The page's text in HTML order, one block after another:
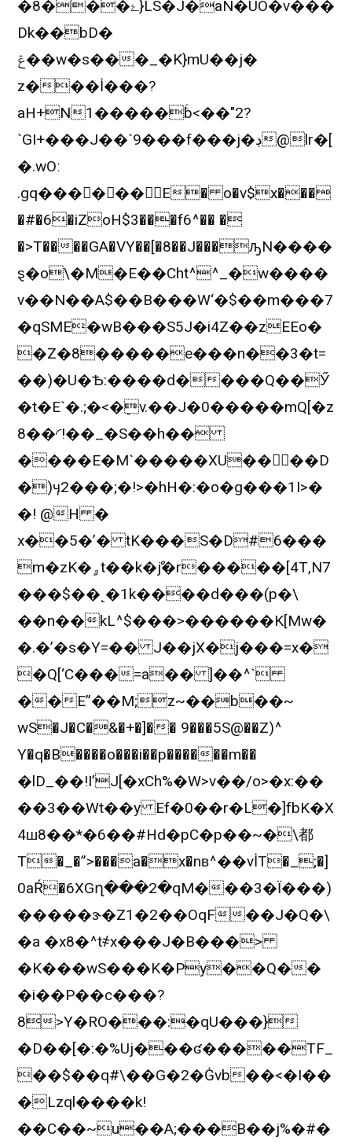
�8���ۓ}LS�J�aN�UO�v���
Dk��bD�
ݝ��w�s���_�K}mU��j�
z���İ���?
aH+N1�����ۚb<��"2?
`GI+���J��`9���f���j�ڊ@lr�[
�.wOː
.gq������E� o�v$x���
�#�6�iZoH$3���f6^�� �
�>T����GA�VY��[�8��J���ԡN����
ȿ�o\�M�E��Cht^^_�w����
v��N��A$��B���W‘�$��m���7
�qSME�wB���S5J�i4Z��zEEo�
�Z�8�����e���n��3�t=
��)�U�Ѣ:����d����Q��Ӳ
�t�E`�.;�<�ַv.��J�0�����mQ[�z
8��◜!��_�S��h��
����E�M`�����XU��󶬜��D
�)ӌ2���;�!>�hH�:�o�g���1I>�
�! @H �
x��5�’� tK���S�D#6���
m�zK�ۄt��k�ްj�r�����[4T,N7
���$��˻�1k����d���(p�\
��n��kL^$���>������K[Mw�
�.�’�s�Y=�� J��jX�j���=x�
�Q[‘C���=a�� ]��^`
��E”��M;z~��b��~
wS�J�C�&�+�]�� 9���5S@��Z)^
Y�q�B����o���i��p������m��
�lD_��!I’J[�xCh%�W>v��/o>�x:��
��3��Wt��y Ef�0��r�L�]fbK�X
4ш8��*�6��#Hd�pC�p��~�\都
T�_�”>���a�x�nв^��vİT�_;�]
0aŔ�6XGղ���2�qM���3�Ї���)
�����ɝ�Z1�2��OqF��J�Q�\
�a �x8�^t҂x���J�B���>
�K���wS���K�Py��Q��
�i��P��c���?
8>Y�RO���:�qU���}
�D��[�:�%Uj���ʛ�����TF_
��$��q#\��G�2�Ġvb��<�I��
�Lzql����k!
��C��~u��A;���B��j%�#�